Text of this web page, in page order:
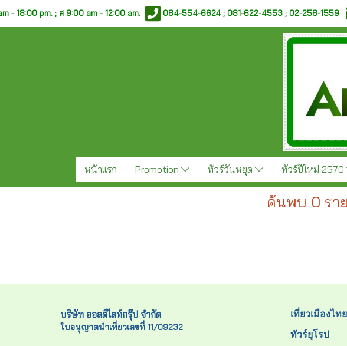
- 18:00 pm. ;ส 9:00 am - 12:00 am. 084-554-6624 ; 081-622-4553 ; 02-258-1559
หน้าแรก Promotion ทัวร์วันหยุด ทัวร์ปีใหม่ 2570
ค้นพบ 0 รา
บริษัท ออลดีไลท์กรุ๊ป จำกัด
ใบอนุญาตนำเที่ยวเลขที่ 11/09232
เที่ยวเมืองไทย
ทัวร์ยุโรป